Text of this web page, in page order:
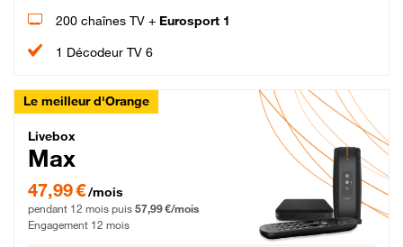
200 chaînes TV + Eurosport 1
1 Décodeur TV 6
Le meilleur d'Orange
Livebox Max Fibre
Livebox
Max
47,99 € par mois pendant 12 mois puis 57,99 € par mois, Engagement 12 mois
47,99 €/mois
pendant 12 mois puis 57,99 €/mois
Engagement 12 mois